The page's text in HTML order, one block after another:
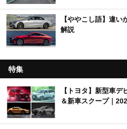
【ややこし語】違
解説
特集
【トヨタ】新型車
＆新車スクープ｜